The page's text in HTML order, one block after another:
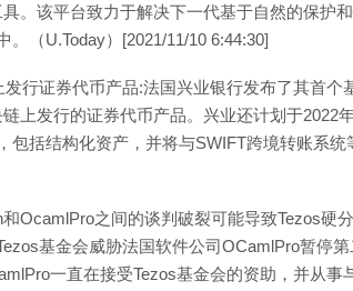
。该平台致力于解决下一代基于自然的保护
。（U.Today）[2021/11/10 6:44:30]
行证券代币产品:法国兴业银行发布了其首个
上发行的证券代币产品。兴业还计划于2022
包括结构化资产，并将与SWIFT跨境转账系统
OcamlPro之间的谈判破裂可能导致Tezos硬
基金会威胁法国软件公司OCamlPro暂停
一直在接受Tezos基金会的资助，并从事